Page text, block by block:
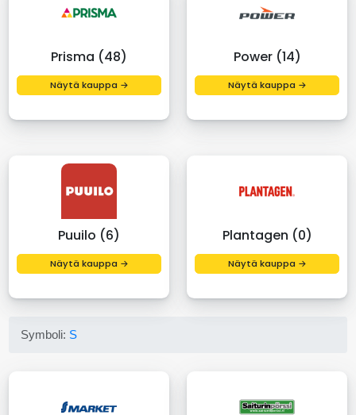
Prisma (48)
Näytä kauppa →
Power (14)
Näytä kauppa →
Puuilo (6)
Näytä kauppa →
Plantagen (0)
Näytä kauppa →
Symboli: S